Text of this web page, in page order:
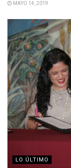
MAYO 14, 2019
LO ÚLTIMO